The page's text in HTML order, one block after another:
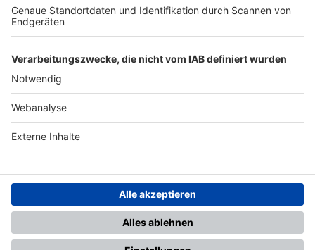
Nutzungsbedingungen Datenschutz Impressum